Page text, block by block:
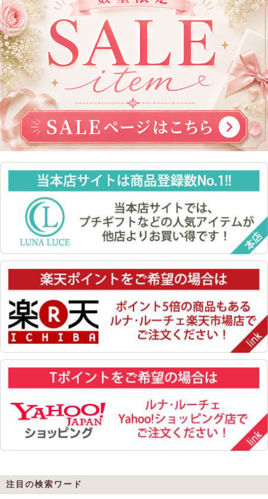
注目の検索ワード